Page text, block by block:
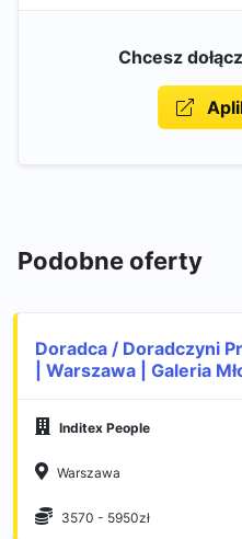
Chcesz
Podobne oferty
Doradca / Doradczyni
| Warszawa | Galeria
Inditex People
Warszawa
3570 - 5950zł